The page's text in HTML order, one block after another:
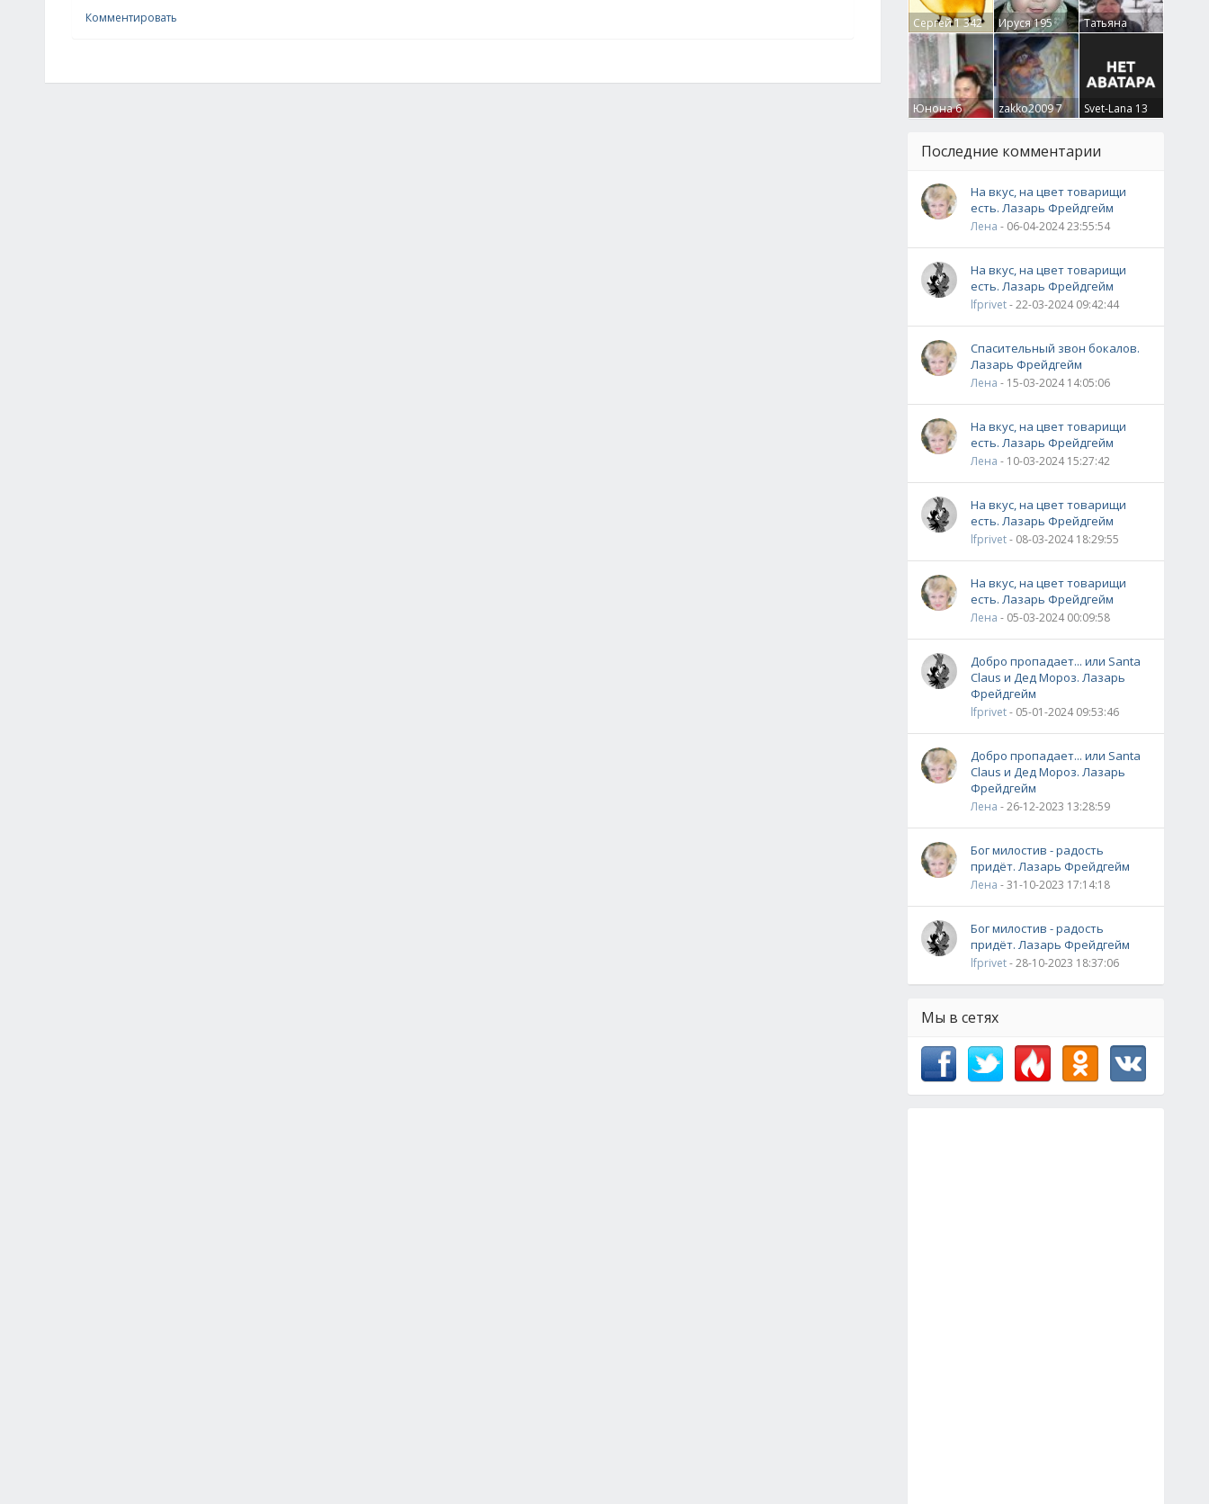
Комментировать Сергей1 342 Ируся195
Татьяна
Крючкова0
Юнона6 zakko20097 Svet-Lana 13
Последние комментарии
На вкус, на цвет товарищи
есть. Лазарь Фрейдгейм
Лена - 06-04-2024 23:55:54
На вкус, на цвет товарищи
есть. Лазарь Фрейдгейм
lfprivet- 22-03-2024 09:42:44
Спасительный звон бокалов.
Лазарь Фрейдгейм
Лена - 15-03-2024 14:05:06
На вкус, на цвет товарищи
есть. Лазарь Фрейдгейм
Лена - 10-03-2024 15:27:42
На вкус, на цвет товарищи
есть. Лазарь Фрейдгейм
lfprivet- 08-03-2024 18:29:55
На вкус, на цвет товарищи
есть. Лазарь Фрейдгейм
Лена - 05-03-2024 00:09:58
Добро пропадает... или Santa
Claus и Дед Мороз. Лазарь
Фрейдгейм
lfprivet- 05-01-2024 09:53:46
Добро пропадает... или Santa
Claus и Дед Мороз. Лазарь
Фрейдгейм
Лена - 26-12-2023 13:28:59
Бог милостив - радость
придёт. Лазарь Фрейдгейм
Лена - 31-10-2023 17:14:18
Бог милостив - радость
придёт. Лазарь Фрейдгейм
lfprivet- 28-10-2023 18:37:06
Мы в сетях